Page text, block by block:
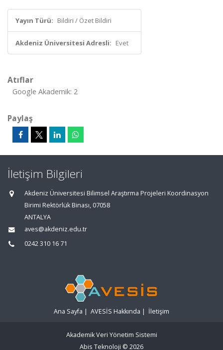
Yayın Türü: Bildiri / Özet Bildiri
Akdeniz Üniversitesi Adresli: Evet
Atıflar
Google Akademik: 2
Paylaş
İletişim Bilgileri
Akdeniz Üniversitesi Bilimsel Araştırma Projeleri Koordinasyon
Birimi Rektörlük Binası, 07058
ANTALYA
aves@akdeniz.edu.tr
0242 310 16 71
Ana Sayfa | AVESİS Hakkında | İletişim
Akademik Veri Yönetim Sistemi
Abis Teknoloji © 2026